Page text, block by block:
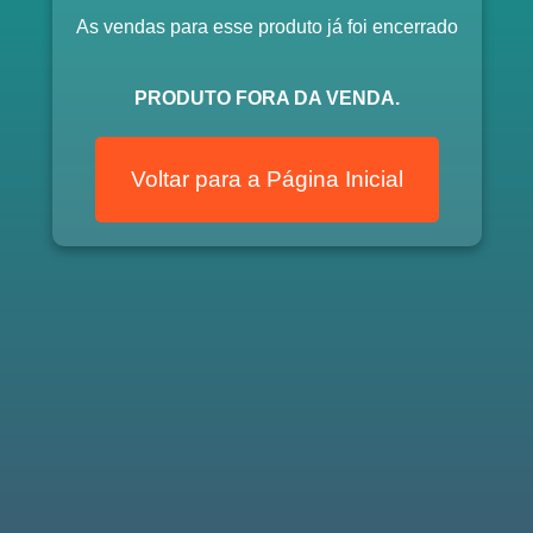
As vendas para esse produto já foi encerrado
PRODUTO FORA DA VENDA.
Voltar para a Página Inicial